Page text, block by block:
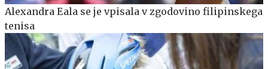
Alexandra Eala se je vpisala v zgodovino filipinskega
tenisa